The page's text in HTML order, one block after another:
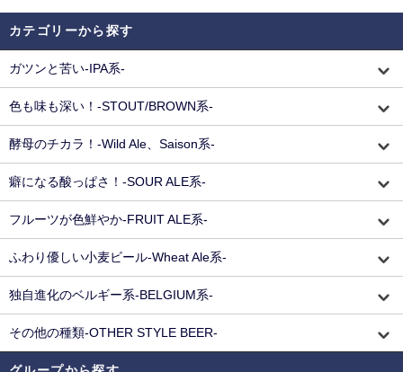
カテゴリーから探す
ガツンと苦い-IPA系-
色も味も深い！-STOUT/BROWN系-
酵母のチカラ！-Wild Ale、Saison系-
癖になる酸っぱさ！-SOUR ALE系-
フルーツが色鮮やか-FRUIT ALE系-
ふわり優しい小麦ビール-Wheat Ale系-
独自進化のベルギー系-BELGIUM系-
その他の種類-OTHER STYLE BEER-